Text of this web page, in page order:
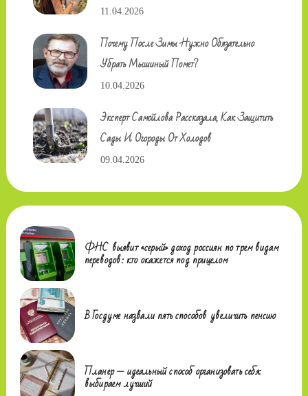
11.04.2026
Почему После Зимы Нужно Обязательно
Убрать Мышиный Помет?
10.04.2026
Эксперт Самойлова Рассказала, Как Защитить
Сады И Огороды От Холодов
09.04.2026
ФНС выявит «серый» доход россиян по трем видам
переводов: кто окажется под прицелом
В Госдуме назвали пять способов увеличить пенсию
Планер — идеальный способ организовать себя:
выбираем лучший